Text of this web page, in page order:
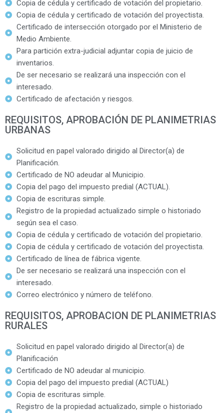
Copia de cédula y certificado de votación del propietario.
Copia de cédula y certificado de votación del proyectista.
Certificado de intersección otorgado por el Ministerio de
Medio Ambiente.
Para partición extra-judicial adjuntar copia de juicio de
inventarios.
De ser necesario se realizará una inspección con el
interesado.
Certificado de afectación y riesgos.
REQUISITOS, APROBACIÓN DE PLANIMETRIAS
URBANAS
Solicitud en papel valorado dirigido al Director(a) de
Planificación.
Certificado de NO adeudar al Municipio.
Copia del pago del impuesto predial (ACTUAL).
Copia de escrituras simple.
Registro de la propiedad actualizado simple o historiado
según sea el caso.
Copia de cédula y certificado de votación del propietario.
Copia de cédula y certificado de votación del proyectista.
Certificado de línea de fábrica vigente.
De ser necesario se realizará una inspección con el
interesado.
Correo electrónico y número de teléfono.
REQUISITOS, APROBACION DE PLANIMETRIAS
RURALES
Solicitud en papel valorado dirigido al Director(a) de
Planificación
Certificado de NO adeudar al municipio.
Copia del pago del impuesto predial (ACTUAL)
Copia de escrituras simple.
Registro de la propiedad actualizado, simple o historiado